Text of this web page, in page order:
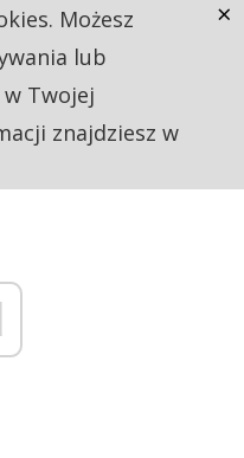
Możesz
lub
Twojej
znajdziesz w
×